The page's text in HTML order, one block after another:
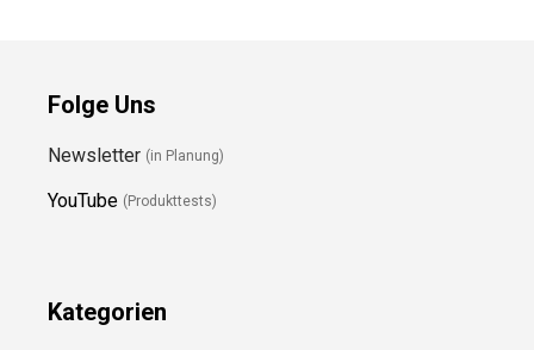
Folge Uns
Newsletter (in Planung)
YouTube (Produkttests)
Kategorien